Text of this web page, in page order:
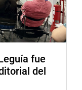
fue
del